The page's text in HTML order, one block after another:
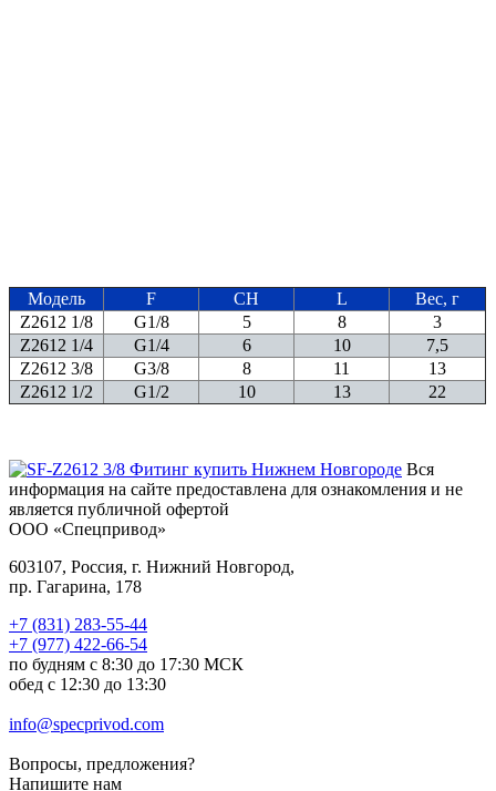
Модель F CH L
Вес, г
Z2612 1/8
G1/8 5 8
3
Z2612 1/4
G1/4 6 10
7,5
Z2612 3/8
G3/8 8 11
13
Z2612 1/2
G1/2 10 13 22
Вся
информация на сайте предоставлена для ознакомления и не
является публичной офертой
ООО «Спецпривод»
603107, Россия, г. Нижний Новгород,
пр. Гагарина, 178
+7 (831) 283-55-44
+7 (977) 422-66-54
по будням с 8:30 до 17:30 МСК
обед с 12:30 до 13:30
info@specprivod.com
Вопросы, предложения?
Напишите нам